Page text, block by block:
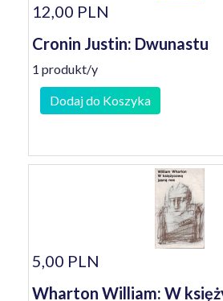
12,00 PLN
Cronin Justin: Dwunastu
1 produkt/y
Dodaj do Koszyka
5,00 PLN
Wharton William: W